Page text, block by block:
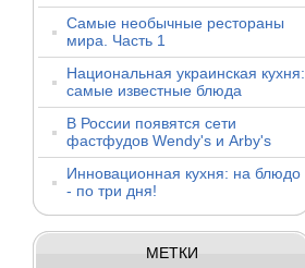
Самые необычные рестораны
мира. Часть 1
Национальная украинская кухня:
самые известные блюда
В России появятся сети
фастфудов Wendy's и Arby's
Инновационная кухня: на блюдо
- по три дня!
МЕТКИ